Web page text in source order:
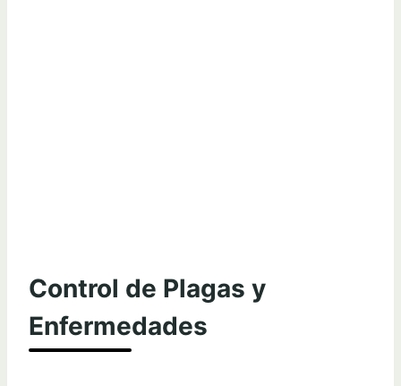
Control de Plagas y
Enfermedades